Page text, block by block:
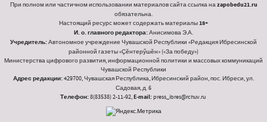
При полном или частичном использовании материалов сайта ссылка наzapobedu21.ru
обязательна.
Настоящий ресурс может содержать материалы18+
И. о. главного редактора:Анисимова Э.А.
Учредитель:Автономное учреждение Чувашской Республики «Редакция Ибресинской
районной газеты «Ҫӗнтерӳшӗн» («За победу»)
Министерства цифрового развития, информационной политики и массовых коммуникаций
Чувашской Республики
Адрес редакции:429700, Чувашская Республика, Ибресинский район, пос. Ибреси, ул.
Садовая, д. 6
Телефон:8(83538) 2-11-92,E-mail:press_ibres@rchuv.ru